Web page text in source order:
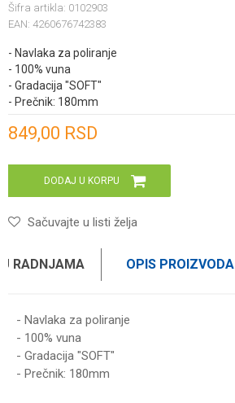
Šifra artikla: 0102903
EAN: 4260676742383
- Navlaka za poliranje
- 100% vuna
- Gradacija "SOFT"
- Prečnik: 180mm
849,00 RSD
DODAJ U KORPU
Sačuvajte u listi želja
RADNJAMA OPIS PROIZVODA
- Navlaka za poliranje
- 100% vuna
- Gradacija "SOFT"
- Prečnik: 180mm